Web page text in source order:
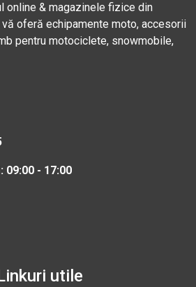
online & magazinele fizice din
oferă echipamente moto, accesorii
pentru motociclete, snowmobile,
09:00 - 17:00
utile